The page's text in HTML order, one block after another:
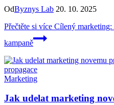
OdByznys Lab 20. 10. 2025
Přečtěte si více Cílený marketing:
kampaně
Marketing
Jak udelat marketing